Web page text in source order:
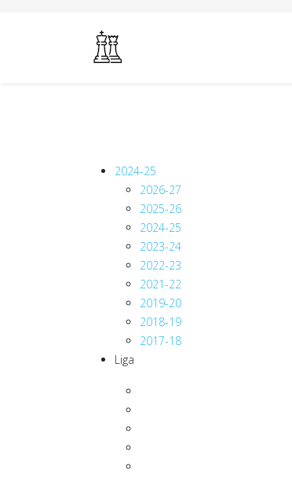
2024-25
2026-27
2025-26
2024-25
2023-24
2022-23
2021-22
2019-20
2018-19
2017-18
Liga